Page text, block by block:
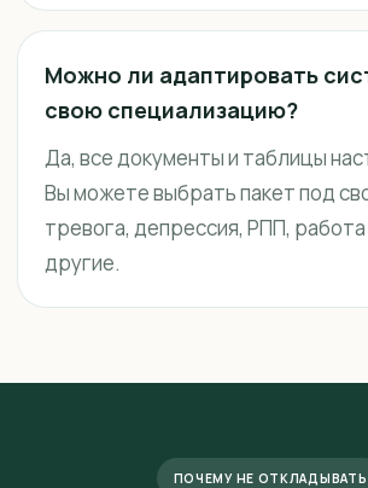
Можно ли адаптировать
свою специализацию?
Да, все документы и таблицы
Вы можете выбрать пакет под
тревога, депрессия, РПП, работа
другие.
ПОЧЕМУ НЕ ОТКЛАДЫВАТЬ